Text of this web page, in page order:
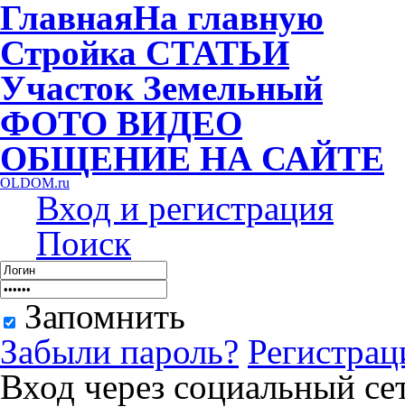
ГлавнаяНа главную
Стройка СТАТЬИ
Участок Земельный
ФОТО ВИДЕО
ОБЩЕНИЕ НА САЙТЕ
OLDOM.ru
Вход и регистрация
Поиск
Запомнить
Забыли пароль?
Вход через социальный